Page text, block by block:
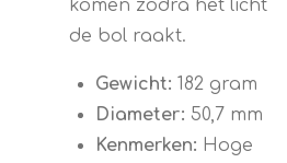
komen zodra het licht
de bol raakt.
Gewicht: 182 gram
Diameter: 50,7 mm
Kenmerken: Hoge